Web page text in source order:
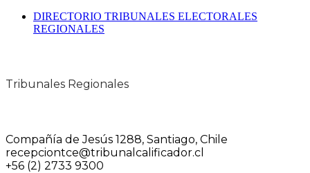
DIRECTORIO TRIBUNALES ELECTORALES
REGIONALES
Tribunales Regionales
Compañía de Jesús 1288, Santiago, Chile
recepciontce@tribunalcalificador.cl
+56 (2) 2733 9300